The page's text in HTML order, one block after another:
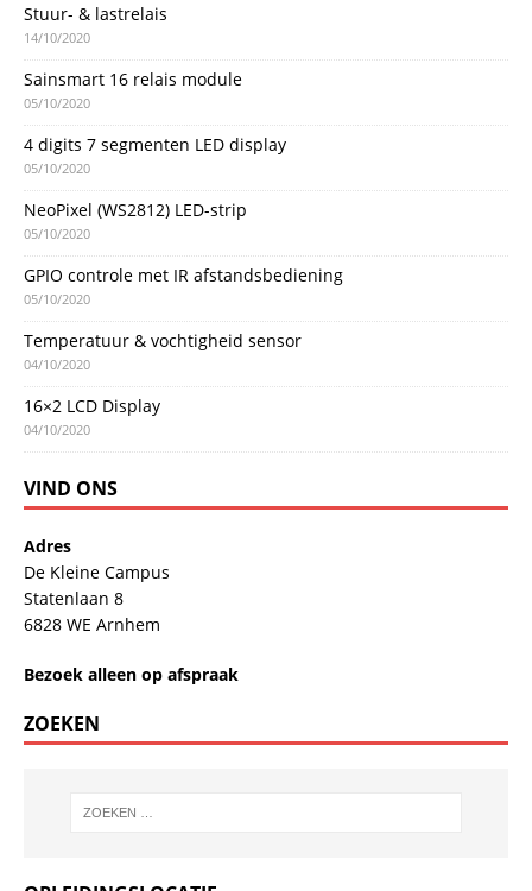
Stuur- & lastrelais
14/10/2020
Sainsmart 16 relais module
05/10/2020
4 digits 7 segmenten LED display
05/10/2020
NeoPixel (WS2812) LED-strip
05/10/2020
GPIO controle met IR afstandsbediening
05/10/2020
Temperatuur & vochtigheid sensor
04/10/2020
16×2 LCD Display
04/10/2020
VIND ONS
Adres
De Kleine Campus
Statenlaan 8
6828 WE Arnhem
Bezoek alleen op afspraak
ZOEKEN